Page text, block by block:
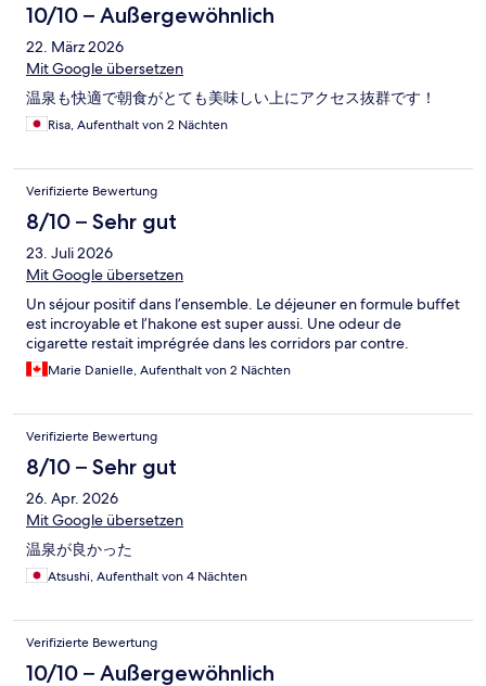
10/10 – Außergewöhnlich
22. März 2026
Mit Google übersetzen
温泉も快適で朝食がとても美味しい上にアクセス抜群です！
Risa, Aufenthalt von 2 Nächten
Verifizierte Bewertung
8/10 – Sehr gut
23. Juli 2026
Mit Google übersetzen
Un séjour positif dans l’ensemble. Le déjeuner en formule buffet
est incroyable et l’hakone est super aussi. Une odeur de
cigarette restait imprégrée dans les corridors par contre.
Marie Danielle, Aufenthalt von 2 Nächten
Verifizierte Bewertung
8/10 – Sehr gut
26. Apr. 2026
Mit Google übersetzen
温泉が良かった
Atsushi, Aufenthalt von 4 Nächten
Verifizierte Bewertung
10/10 – Außergewöhnlich